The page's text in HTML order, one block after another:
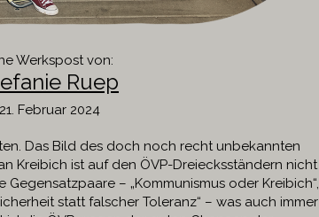
Werkspost von:
Ruep
21. Februar 2024
Das Bild des doch noch recht unbekannten
Kreibich ist auf den ÖVP-Dreiecksständern nicht
– „Kommunismus oder Kreibich“,
statt falscher Toleranz“ – was auch immer